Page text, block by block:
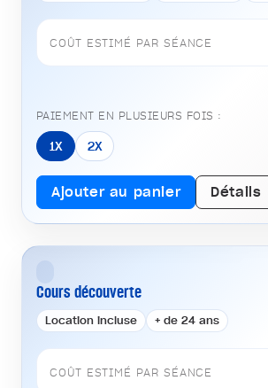
COÛT ESTIMÉ PAR SÉANCE
PAIEMENT EN PLUSIEURS FOIS :
1X 2X
Ajouter au panier Détails
Cours découverte
Location incluse + de 24 ans
COÛT ESTIMÉ PAR SÉANCE